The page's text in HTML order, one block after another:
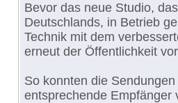
Bevor das neue Studio,
Deutschlands, in Betrieb
Technik mit dem
erneut der Öffentlichkeit
So konnten die
entsprechende Empfänger